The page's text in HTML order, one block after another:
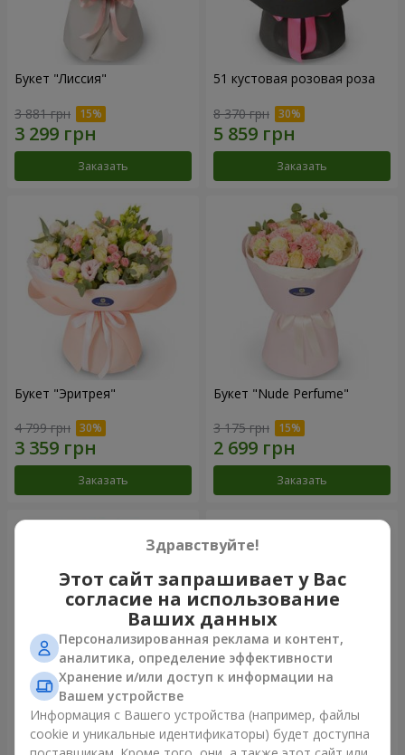
Букет "Лиссия"
3 881 грн
Заказать
51 кустовая розовая роза
8 370 грн
Заказать
Букет "Эритрея"
4 799 грн
Заказать
Букет "Nude Perfume"
3 175 грн
Заказать
Букет "Розовая нежность"
4 513 грн
Композиция "Ностальжи"
6 799 грн
Здравствуйте!
Этот сайт запрашивает у Вас
согласие на использование
Ваших данных
Персонализированная реклама и контент,
аналитика, определение эффективности
Хранение и/или доступ к информации на
Вашем устройстве
Информация с Вашего устройства (например, файлы
cookie и уникальные идентификаторы) будет доступна